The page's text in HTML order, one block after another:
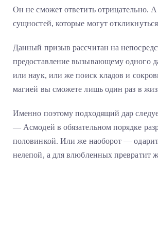
Он не сможет ответить отрицательно.
сущностей, которые могут
Данный призыв рассчитан на
предоставление вызывающему одного
или наук, или же поиск кладов и
магией вы сможете лишь один раз в
Именно поэтому подходящий дар
— Асмодей в обязательном порядке
половинкой. Или же наоборот — одарит
нелепой, а для влюбленных превратит